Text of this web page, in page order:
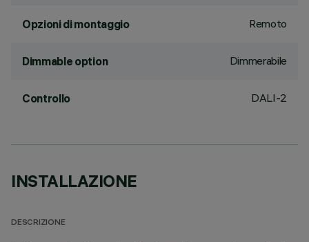
Opzioni di montaggio Remoto
Dimmable option Dimmerabile
Controllo DALI-2
INSTALLAZIONE
DESCRIZIONE